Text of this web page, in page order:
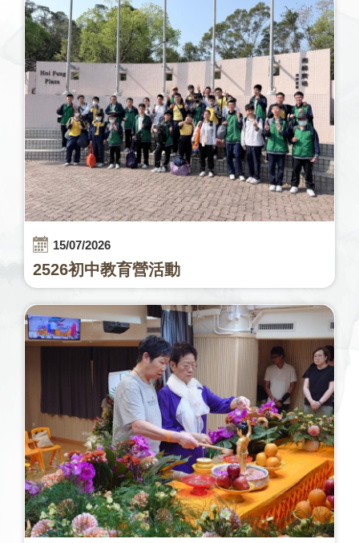
15/07/2026
2526初中教育營活動